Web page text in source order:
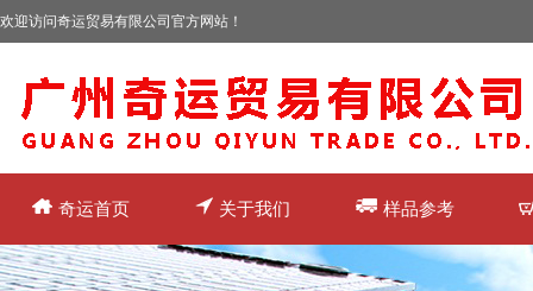
欢迎访问奇运贸易有限公司官方网站！
奇运首页 关于我们 样品参考